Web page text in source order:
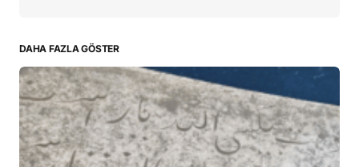
İsim*
E-posta*
DAHA FAZLA GÖSTER